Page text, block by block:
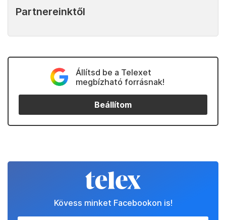
Partnereinktől
Állítsd be a Telexet
megbízható forrásnak!
Beállítom
Kövess minket Facebookon is!